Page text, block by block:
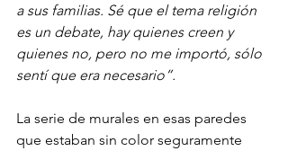
a sus familias. Sé que el tema religión
es un debate, hay quienes creen y
quienes no, pero no me importó, sólo
sentí que era necesario”.
La serie de murales en esas paredes
que estaban sin color seguramente